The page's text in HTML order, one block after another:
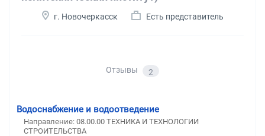
г. Новочеркасск Есть представитель
Отзывы 2
Водоснабжение и водоотведение
Направление: 08.00.00 ТЕХНИКА И ТЕХНОЛОГИИ
СТРОИТЕЛЬСТВА